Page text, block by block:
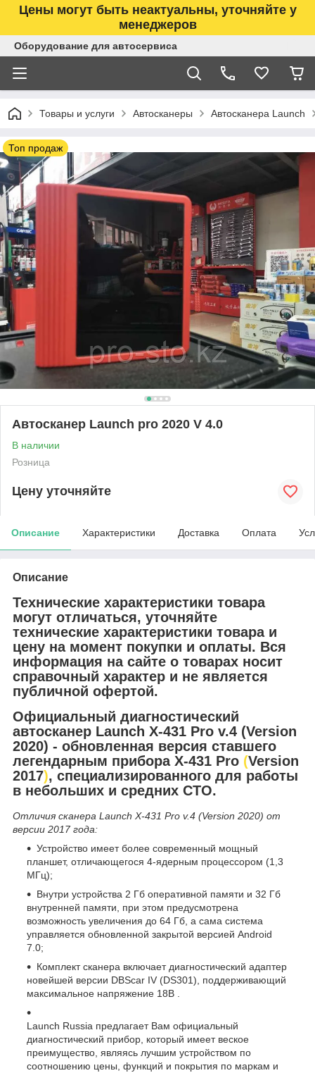
Цены могут быть неактуальны, уточняйте у
менеджеров
Оборудование для автосервиса
Товары и услуги Автосканеры Автосканера Launch
Топ продаж
Автосканер Launch pro 2020 V 4.0
В наличии
Розница
Цену уточняйте
Описание Характеристики Доставка Оплата
Описание
Технические характеристики товара
могут отличаться, уточняйте
технические характеристики товара и
цену на момент покупки и оплаты. Вся
информация на сайте о товарах носит
справочный характер и не является
публичной офертой.
Официальный диагностический
автосканер Launch X-431 Pro v.4 (Version
2020) - обновленная версия ставшего
легендарным прибора X-431 Pro (Version
2017), специализированного для работы
в небольших и средних СТО.
Отличия сканера Launch X-431 Pro v.4 (Version 2020) от
версии 2017 года:
Устройство имеет более современный мощный
планшет, отличающегося 4-ядерным процессором (1,3
МГц);
Внутри устройства 2 Гб оперативной памяти и 32 Гб
внутренней памяти, при этом предусмотрена
возможность увеличения до 64 Гб, а сама система
управляется обновленной закрытой версией Android
7.0;
Комплект сканера включает диагностический адаптер
новейшей версии DBScar IV (DS301), поддерживающий
максимальное напряжение 18В .
Launch Russia предлагает Вам официальный
диагностический прибор, который имеет веское
преимущество, являясь лучшим устройством по
соотношению цены, функций и покрытия по маркам и